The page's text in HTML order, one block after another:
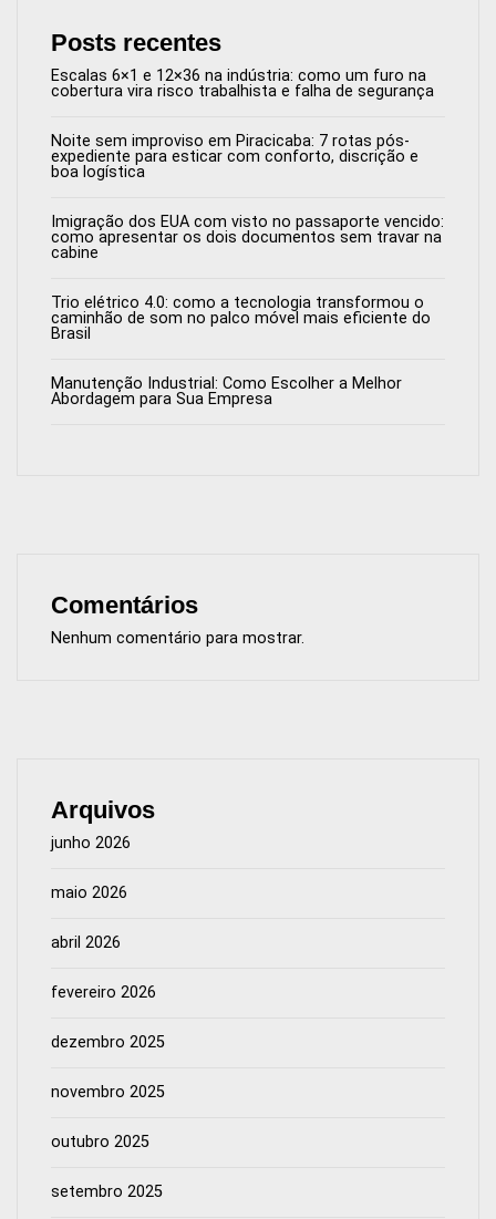
Posts recentes
Escalas 6×1 e 12×36 na indústria: como um furo na
cobertura vira risco trabalhista e falha de segurança
Noite sem improviso em Piracicaba: 7 rotas pós-
expediente para esticar com conforto, discrição e
boa logística
Imigração dos EUA com visto no passaporte vencido:
como apresentar os dois documentos sem travar na
cabine
Trio elétrico 4.0: como a tecnologia transformou o
caminhão de som no palco móvel mais eficiente do
Brasil
Manutenção Industrial: Como Escolher a Melhor
Abordagem para Sua Empresa
Comentários
Nenhum comentário para mostrar.
Arquivos
junho 2026
maio 2026
abril 2026
fevereiro 2026
dezembro 2025
novembro 2025
outubro 2025
setembro 2025